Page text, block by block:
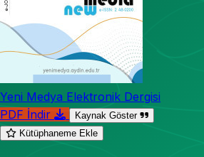
Yeni Medya Elektronik Dergisi
PDF İndir
Kaynak Göster
Kütüphaneme Ekle